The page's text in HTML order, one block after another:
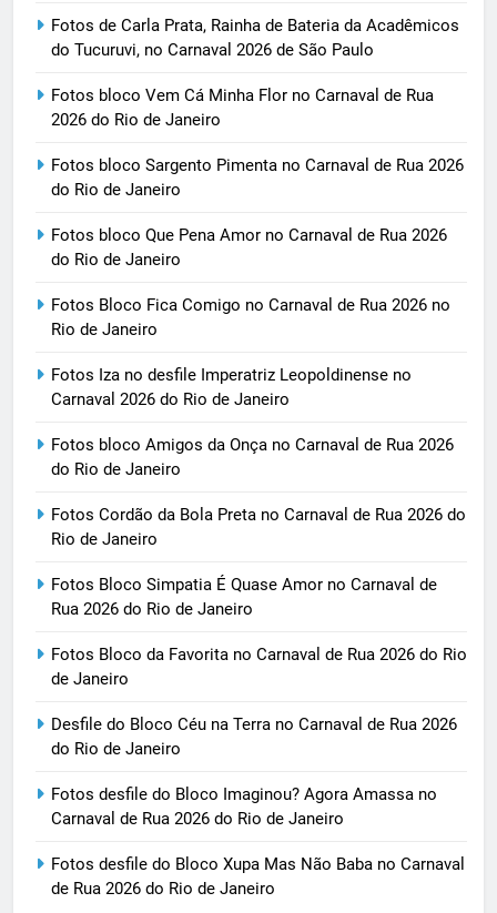
Fotos de Carla Prata, Rainha de Bateria da Acadêmicos
do Tucuruvi, no Carnaval 2026 de São Paulo
Fotos bloco Vem Cá Minha Flor no Carnaval de Rua
2026 do Rio de Janeiro
Fotos bloco Sargento Pimenta no Carnaval de Rua 2026
do Rio de Janeiro
Fotos bloco Que Pena Amor no Carnaval de Rua 2026
do Rio de Janeiro
Fotos Bloco Fica Comigo no Carnaval de Rua 2026 no
Rio de Janeiro
Fotos Iza no desfile Imperatriz Leopoldinense no
Carnaval 2026 do Rio de Janeiro
Fotos bloco Amigos da Onça no Carnaval de Rua 2026
do Rio de Janeiro
Fotos Cordão da Bola Preta no Carnaval de Rua 2026 do
Rio de Janeiro
Fotos Bloco Simpatia É Quase Amor no Carnaval de
Rua 2026 do Rio de Janeiro
Fotos Bloco da Favorita no Carnaval de Rua 2026 do Rio
de Janeiro
Desfile do Bloco Céu na Terra no Carnaval de Rua 2026
do Rio de Janeiro
Fotos desfile do Bloco Imaginou? Agora Amassa no
Carnaval de Rua 2026 do Rio de Janeiro
Fotos desfile do Bloco Xupa Mas Não Baba no Carnaval
de Rua 2026 do Rio de Janeiro